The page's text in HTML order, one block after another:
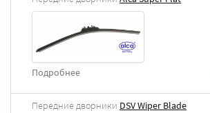
Подробнее
Передние дворники DSV Wiper Blade